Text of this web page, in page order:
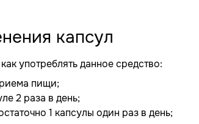
капсул
употреблять данное средство:
пищи;
2 раза в день;
1 капсулы один раз в день;